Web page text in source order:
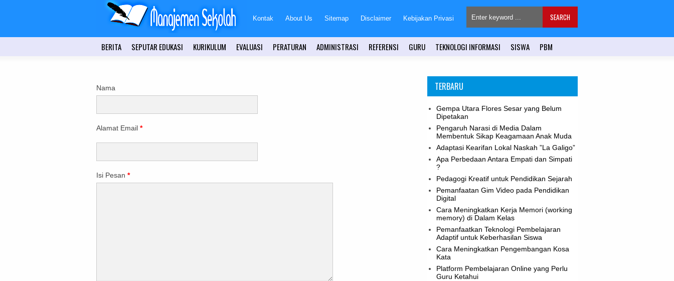
Kontak About Us Sitemap Disclaimer Kebijakan Privasi
BERITA SEPUTAR EDUKASI KURIKULUM EVALUASI PERATURAN ADMINISTRASI REFERENSI GURU TEKNOLOGI INFORMASI SISWA PBM
Nama
Alamat Email *
Isi Pesan *
TERBARU
Gempa Utara Flores Sesar yang Belum
Dipetakan
Pengaruh Narasi di Media Dalam
Membentuk Sikap Keagamaan Anak Muda
Adaptasi Kearifan Lokal Naskah ”La Galigo”
Apa Perbedaan Antara Empati dan Simpati
?
Pedagogi Kreatif untuk Pendidikan Sejarah
Pemanfaatan Gim Video pada Pendidikan
Digital
Cara Meningkatkan Kerja Memori (working
memory) di Dalam Kelas
Pemanfaatkan Teknologi Pembelajaran
Adaptif untuk Keberhasilan Siswa
Cara Meningkatkan Pengembangan Kosa
Kata
Platform Pembelajaran Online yang Perlu
Guru Ketahui